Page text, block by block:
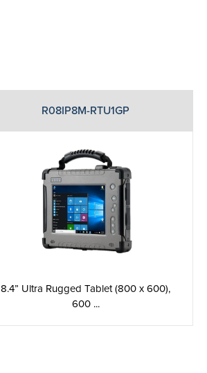
R08IP8M­-RTU1GP
8.4” Ultra Rugged Tablet (800 x 600),
600 ...